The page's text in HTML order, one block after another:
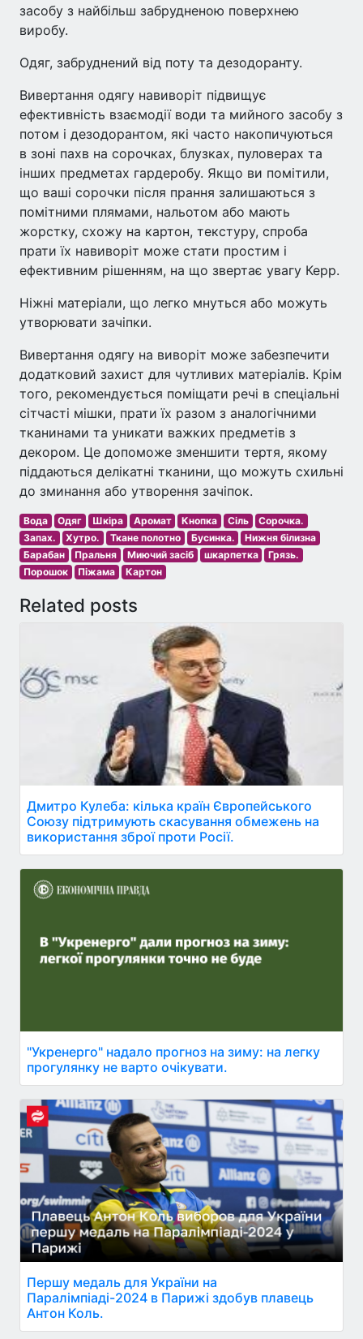
засобу з найбільш забрудненою поверхнею
виробу.
Одяг, забруднений від поту та дезодоранту.
Вивертання одягу навиворіт підвищує
ефективність взаємодії води та мийного засобу з
потом і дезодорантом, які часто накопичуються
в зоні пахв на сорочках, блузках, пуловерах та
інших предметах гардеробу. Якщо ви помітили,
що ваші сорочки після прання залишаються з
помітними плямами, нальотом або мають
жорстку, схожу на картон, текстуру, спроба
прати їх навиворіт може стати простим і
ефективним рішенням, на що звертає увагу Керр.
Ніжні матеріали, що легко мнуться або можуть
утворювати зачіпки.
Вивертання одягу на виворіт може забезпечити
додатковий захист для чутливих матеріалів. Крім
того, рекомендується поміщати речі в спеціальні
сітчасті мішки, прати їх разом з аналогічними
тканинами та уникати важких предметів з
декором. Це допоможе зменшити тертя, якому
піддаються делікатні тканини, що можуть схильні
до зминання або утворення зачіпок.
Вода Одяг Шкіра Аромат Кнопка Сіль
Сорочка.
Запах.
Хутро. Ткане полотно Бусинка.
Нижня білизна
Барабан
Пральня Миючий засіб шкарпетка
Грязь.
Порошок
Піжама Картон
Related posts
Дмитро Кулеба: кілька країн Європейського
Союзу підтримують скасування обмежень на
використання зброї проти Росії.
"Укренерго" надало прогноз на зиму: на легку
прогулянку не варто очікувати.
Першу медаль для України на
Паралімпіаді-2024 в Парижі здобув плавець
Антон Коль.